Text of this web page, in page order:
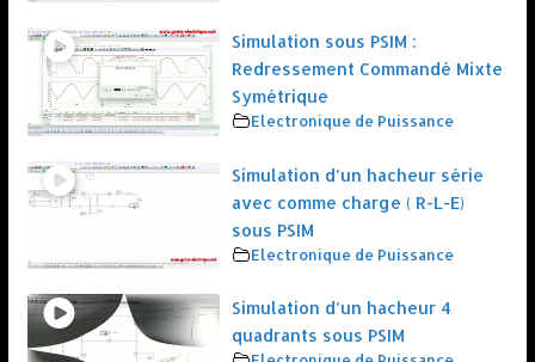
Simulation sous PSIM :
Redressement Commandé Mixte
Symétrique
Electronique de Puissance
Simulation d’un hacheur série
avec comme charge ( R-L-E)
sous PSIM
Electronique de Puissance
Simulation d’un hacheur 4
quadrants sous PSIM